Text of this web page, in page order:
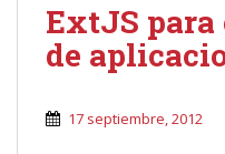
ExtJS
de
17 septiembre, 2012